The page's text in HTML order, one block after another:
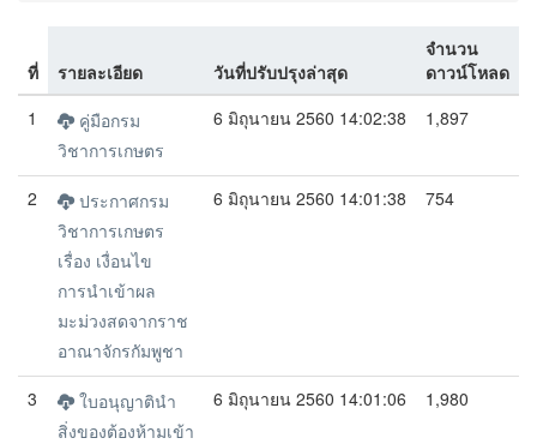
ที่ รายละเอียด วันที่ปรับปรุงล่าสุด
จำนวน
ดาวน์โหลด
1
คู่มือกรม
วิชาการเกษตร
6 มิถุนายน 2560 14:02:38 1,897
2
ประกาศกรม
วิชาการเกษตร
เรื่อง เงื่อนไข
การนำเข้าผล
มะม่วงสดจากราช
อาณาจักรกัมพูชา
6 มิถุนายน 2560 14:01:38 754
3
ใบอนุญาตินำ
สิ่งของต้องห้ามเข้า
6 มิถุนายน 2560 14:01:06 1,980